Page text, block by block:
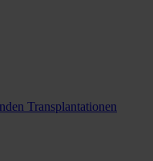
Transplantationen